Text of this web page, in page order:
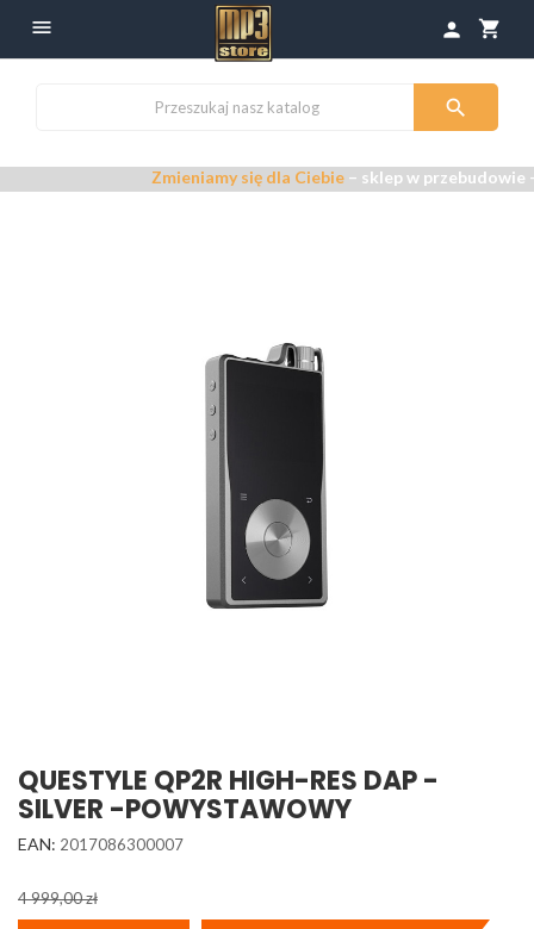
 shopping_cart
person

Zmieniamy się dla Ciebie– sklep w przebudowie –
QUESTYLE QP2R HIGH-RES DAP -
SILVER -POWYSTAWOWY
EAN: 2017086300007
4 999,00 zł